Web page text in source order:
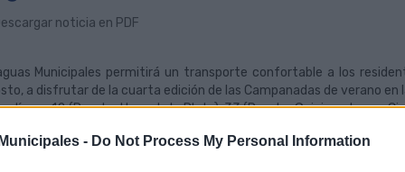
- Do Not Process My Personal Information
noticia en PDF
Municipales permitirá un transporte confortable a los
a disfrutar de la cuarta edición de las Campanadas de verano
líneas 12 (Puerto-Hoya de la Plata), 33 (Puerto-Guiniguada, por
al tiempo que la compañía municipal reforzará las
de transporte.